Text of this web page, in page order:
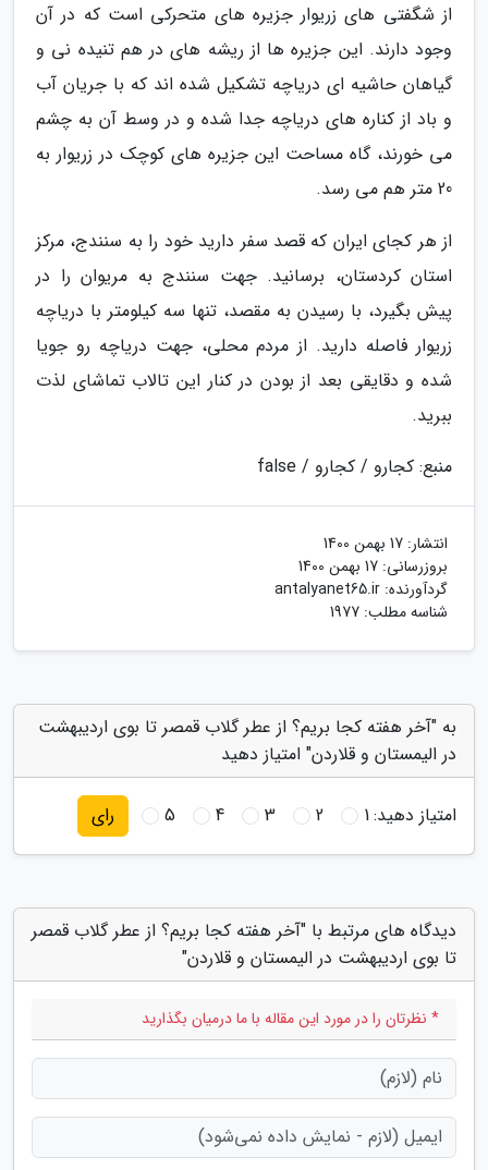
از شگفتی های زریوار جزیره های متحرکی است که در آن
وجود دارند. این جزیره ها از ریشه های در هم تنیده نی و
گیاهان حاشیه ای دریاچه تشکیل شده اند که با جریان آب
و باد از کناره های دریاچه جدا شده و در وسط آن به چشم
می خورند، گاه مساحت این جزیره های کوچک در زریوار به
20 متر هم می رسد.
از هر کجای ایران که قصد سفر دارید خود را به سنندج، مرکز
استان کردستان، برسانید. جهت سنندج به مریوان را در
پیش بگیرد، با رسیدن به مقصد، تنها سه کیلومتر با دریاچه
زریوار فاصله دارید. از مردم محلی، جهت دریاچه رو جویا
شده و دقایقی بعد از بودن در کنار این تالاب تماشای لذت
ببرید.
منبع: کجارو / کجارو / false
انتشار: 17 بهمن 1400
بروزرسانی: 17 بهمن 1400
گردآورنده: antalyanet65.ir
شناسه مطلب: 1977
به "آخر هفته کجا بریم؟ از عطر گلاب قمصر تا بوی اردیبهشت
در الیمستان و قلاردن" امتیاز دهید
امتیاز دهید:1
2
3
4
5 رای
دیدگاه های مرتبط با "آخر هفته کجا بریم؟ از عطر گلاب قمصر
تا بوی اردیبهشت در الیمستان و قلاردن"
* نظرتان را در مورد این مقاله با ما درمیان بگذارید